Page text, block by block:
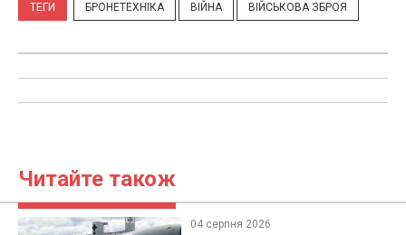
ТЕГИ БРОНЕТЕХНІКА ВІЙНА ВІЙСЬКОВА ЗБРОЯ
Читайте також
04 серпня 2026